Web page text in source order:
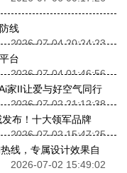
线
2026-07-04 20:24:23
台
2026-07-04 01:46:56
家II让爱与好空气同行
2026-07-02 21:12:38
布！十大领军品牌
2026-07-02 15:47:25
线，专属设计效果自
2026-07-02 15:49:02